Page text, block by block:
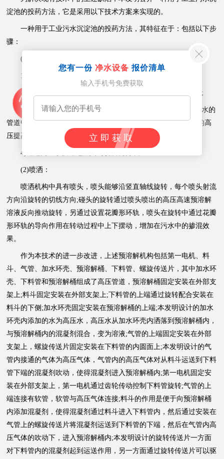
淀池的投药方法，它是采用以下技术方案来实现的。
一种用于工业污水沉淀池的投药方法，其特征在于：包括以下步
骤：
(1)预溶解：
1)在具有高压水的高压管道中设计回流区;
2)通过螺旋传送片将料斗中的混凝剂传送到高压气体出口处;
3)通过高压气体将传送到高压气体出口处的混凝剂吹入高压水的
管道中，并从高压水管道的回流区进入;通过高压气体和高压水的高
压提高了混凝剂的溶解效率;
4)通过高压水快速地注入到喷洒机构中;
(2)喷洒：
喷洒机构中具有喷头，喷头能够沿竖直轴线旋转，每个喷头射流
方向沿旋转的切线方向;碰头的旋转通过喷头喷出的高压高速预溶解
溶液反向推动旋转，另通过设置花瓣形环轨，喷头在旋转中通过花瓣
形环轨的导向作用在转动过程中上下摆动，增加在污水中的掺混效
果。
作为本技术的进一步改进，上述预溶解机构包括第一电机、料
斗、气管、加水环壳、预溶解桶、下料管、螺旋传送片，其中加水环
壳、下料管和预溶解桶组成了高压管道，预溶解桶固定安装在外部支
架上;料斗固定安装在外部支架上;下料管的上端通过旋转配合安装在
料斗的下侧;加水环壳固定安装在预溶解桶的上端;本发明设计的加水
环壳内添加的水为高压水，高压水从加水环壳内洒落到预溶解桶内，
与预溶解桶内的混凝剂混合，变为溶液;气管的上端固定安装在外部
支架上，螺旋传送片固定安装在下料管的内圆面上;本发明设计的气
管内接通的气体为高压气体，气管内的高压气体对从料斗运送到下料
管下端的混凝剂吹动，使得混凝剂进入预溶解桶内;第一电机固定安
装在外部支架上，第一电机通过齿轮传动控制下料管旋转;气管的上
端连接有软管，软管与高压气体连接;料斗的作用是便于向预溶解桶
内添加混凝剂，使得混凝剂通过料斗进入下料管内，然后通过安装在
气管上的螺旋传送片将混凝剂运送到下料管的下端，然后在气管内高
压气体的吹动下，进入预溶解桶内;本发明设计的旋转传送片一方面
对下料管内的混凝剂起到运送作用，另一方面通过旋转传送片可以驱
您有一份 净水设备 报价清单
输入手机号免费获取
立即获取